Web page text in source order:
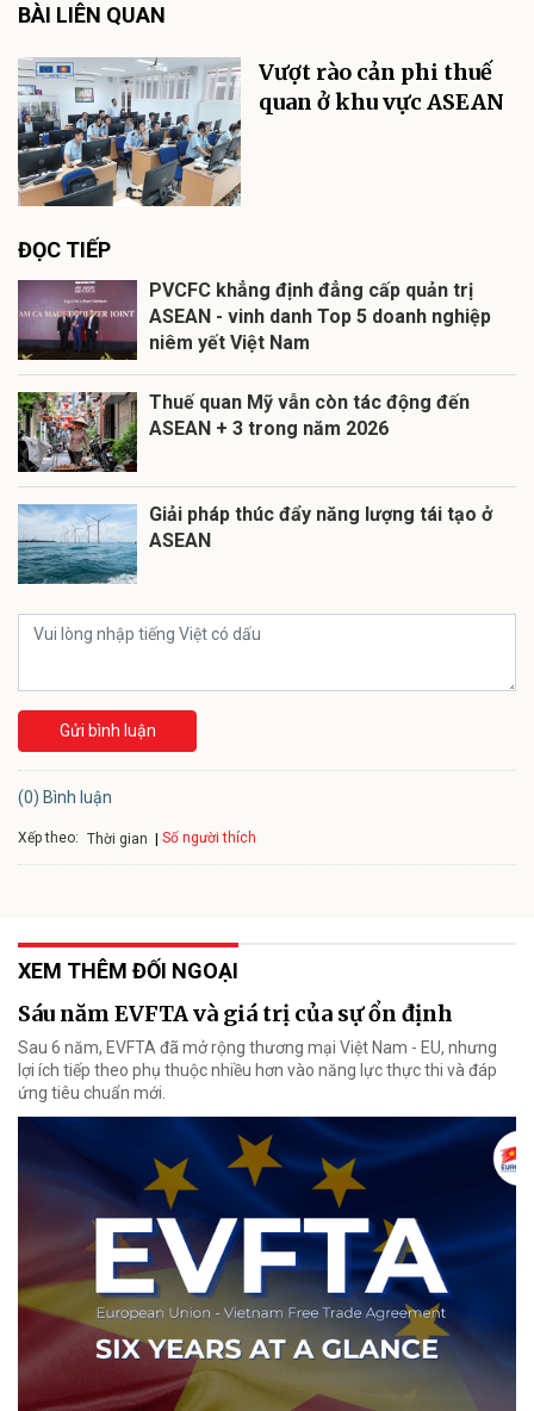
BÀI LIÊN QUAN
Vượt rào cản phi thuế
quan ở khu vực ASEAN
ĐỌC TIẾP
PVCFC khẳng định đẳng cấp quản trị
ASEAN - vinh danh Top 5 doanh nghiệp
niêm yết Việt Nam
Thuế quan Mỹ vẫn còn tác động đến
ASEAN + 3 trong năm 2026
Giải pháp thúc đẩy năng lượng tái tạo ở
ASEAN
Gửi bình luận
(0) Bình luận
Xếp theo: Thời gian Số người thích
XEM THÊM ĐỐI NGOẠI
Sáu năm EVFTA và giá trị của sự ổn định
Sau 6 năm, EVFTA đã mở rộng thương mại Việt Nam - EU, nhưng
lợi ích tiếp theo phụ thuộc nhiều hơn vào năng lực thực thi và đáp
ứng tiêu chuẩn mới.